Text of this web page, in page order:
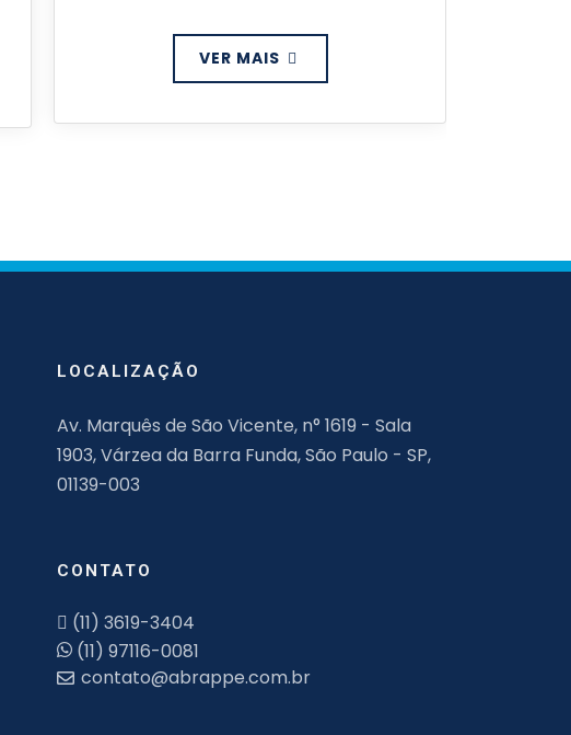
VER MAIS
LOCALIZAÇÃO
Av. Marquês de São Vicente, n° 1619 - Sala
1903, Várzea da Barra Funda, São Paulo - SP,
01139-003
CONTATO
(11) 3619-3404
(11) 97116-0081